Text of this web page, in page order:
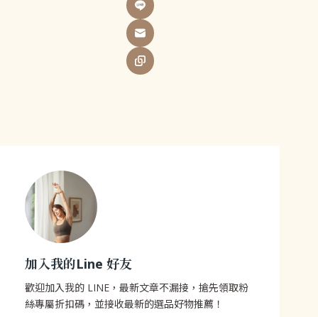
加入我的Line 好友
歡迎加入我的 LINE，最新文章不漏接，搶先領取粉
絲專屬折扣碼，並接收最新的選品好物推薦！